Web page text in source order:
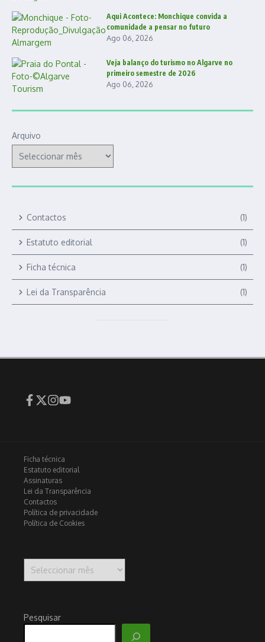
Aqui Acontece: Monchique convida a
comunidade a pensar no futuro
Ago 06, 2026
Veja balanço do turismo no Algarve no
primeiro semestre de 2026
Ago 06, 2026
Arquivo
Contactos (1)
Estatuto editorial (1)
Ficha técnica (1)
Lei da Transparência (1)
Ficha técnica
Estatuto editorial
Assinaturas
Lei da Transparência
Contactos
Política de privacidade
Política de Cookies
Pesquisar